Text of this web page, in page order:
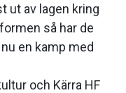
ut av lagen kring
så har de
en kamp med
och Kärra HF